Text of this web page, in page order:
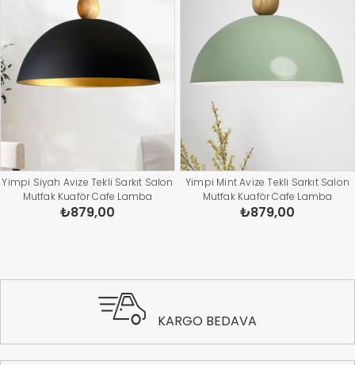
Yimpi Siyah Avize Tekli Sarkıt Salon
Mutfak Kuaför Cafe Lamba
Dekoratif Aydınlatma Pastane
₺879,00
Yimpi Mint Avize Tekli Sarkıt Salon
Mutfak Kuaför Cafe Lamba
Dekoratif Aydınlatma Pastane
₺879,00
KARGO BEDAVA